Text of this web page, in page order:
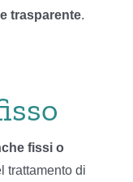
trasparente.
fissi o
trattamento di